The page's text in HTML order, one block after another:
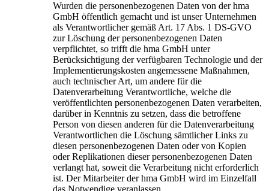
Wurden die personenbezogenen Daten von der hma
GmbH öffentlich gemacht und ist unser Unternehmen
als Verantwortlicher gemäß Art. 17 Abs. 1 DS-GVO
zur Löschung der personenbezogenen Daten
verpflichtet, so trifft die hma GmbH unter
Berücksichtigung der verfügbaren Technologie und der
Implementierungskosten angemessene Maßnahmen,
auch technischer Art, um andere für die
Datenverarbeitung Verantwortliche, welche die
veröffentlichten personenbezogenen Daten verarbeiten,
darüber in Kenntnis zu setzen, dass die betroffene
Person von diesen anderen für die Datenverarbeitung
Verantwortlichen die Löschung sämtlicher Links zu
diesen personenbezogenen Daten oder von Kopien
oder Replikationen dieser personenbezogenen Daten
verlangt hat, soweit die Verarbeitung nicht erforderlich
ist. Der Mitarbeiter der hma GmbH wird im Einzelfall
das Notwendige veranlassen.